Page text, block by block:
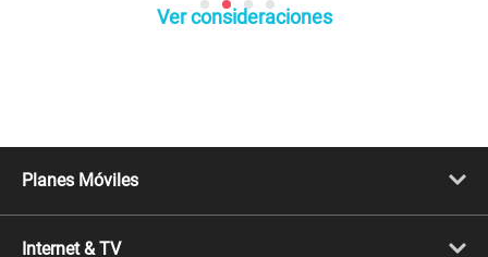
Ver consideraciones
Planes Móviles
Línea Nueva
Internet & TV